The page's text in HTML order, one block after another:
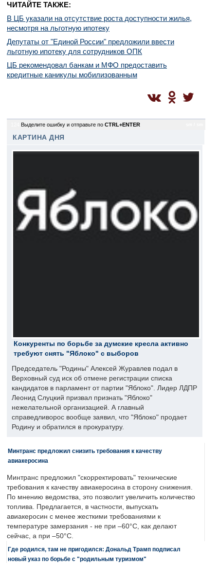
ЧИТАЙТЕ ТАКЖЕ:
В ЦБ указали на отсутствие роста доступности жилья,
несмотря на льготную ипотеку
Депутаты от "Единой России" предложили ввести
льготную ипотеку для сотрудников ОПК
ЦБ рекомендовал банкам и МФО предоставить
кредитные каникулы мобилизованным
Выделите ошибку и отправьте по CTRL+ENTER
КАРТИНА ДНЯ
Конкуренты по борьбе за думские кресла активно
требуют снять "Яблоко" с выборов
Председатель "Родины" Алексей Журавлев подал в
Верховный суд иск об отмене регистрации списка
кандидатов в парламент от партии "Яблоко". Лидер ЛДПР
Леонид Слуцкий призвал признать "Яблоко"
нежелательной организацией. А главный
справедливорос вообще заявил, что "Яблоко" продает
Родину и обратился в прокуратуру.
Минтранс предложил снизить требования к качеству
авиакеросина
Минтранс предложил "скорректировать" технические
требования к качеству авиакеросина в сторону снижения.
По мнению ведомства, это позволит увеличить количество
топлива. Предлагается, в частности, выпускать
авиакеросин с менее жесткими требованиями к
температуре замерзания - не при –60°C, как делают
сейчас, а при –50°C.
Где родился, там не пригодился: Дональд Трамп подписал
новый указ по борьбе с "родильным туризмом"